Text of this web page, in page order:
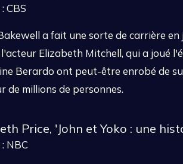
CBS
a fait une sorte de carrière
Elizabeth Mitchell, qui a joué
Berardo ont peut-être enrobé de
de millions de personnes.
Price, 'John et Yoko : une
NBC